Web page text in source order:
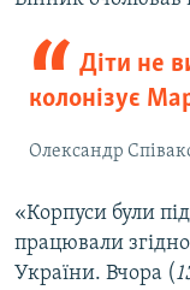
Діти не
колонізує
Олександр
«Корпуси були
працювали
України. Вчора (